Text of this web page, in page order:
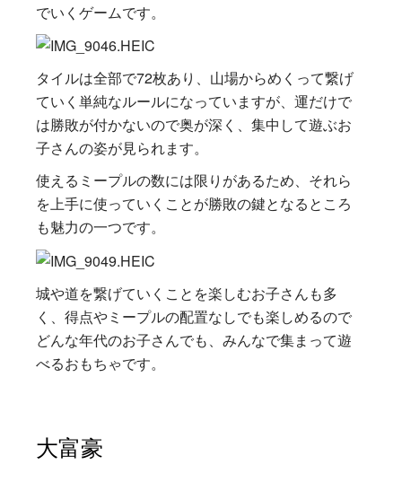
でいくゲームです。
タイルは全部で72枚あり、山場からめくって繋げ
ていく単純なルールになっていますが、運だけで
は勝敗が付かないので奥が深く、集中して遊ぶお
子さんの姿が見られます。
使えるミープルの数には限りがあるため、それら
を上手に使っていくことが勝敗の鍵となるところ
も魅力の一つです。
城や道を繋げていくことを楽しむお子さんも多
く、得点やミープルの配置なしでも楽しめるので
どんな年代のお子さんでも、みんなで集まって遊
べるおもちゃです。
大富豪